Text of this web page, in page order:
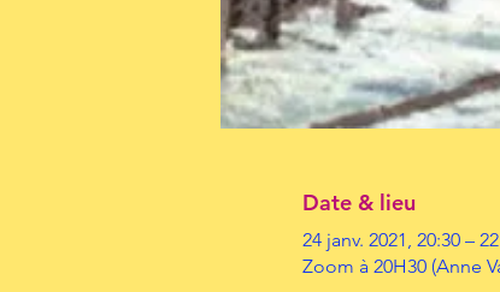
Date & lieu
24 janv. 2021, 20:30 –
Zoom à 20H30 (Anne